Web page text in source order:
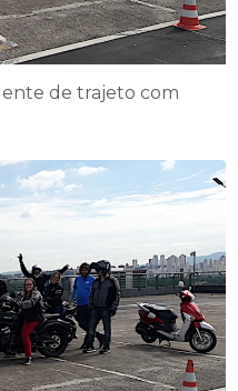
de trajeto com